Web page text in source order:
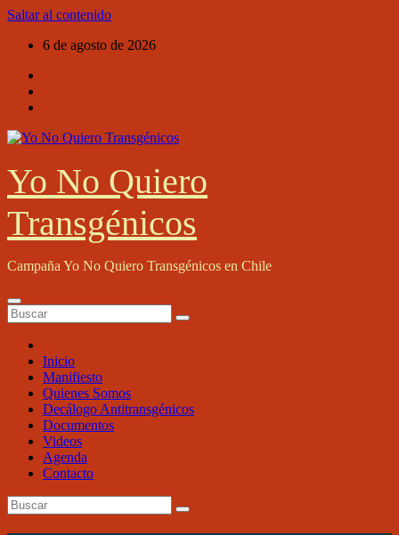
Saltar al contenido
6 de agosto de 2026
Yo No Quiero
Transgénicos
Campaña Yo No Quiero Transgénicos en Chile
Inicio
Manifiesto
Quienes Somos
Decálogo Antitransgénicos
Documentos
Videos
Agenda
Contacto